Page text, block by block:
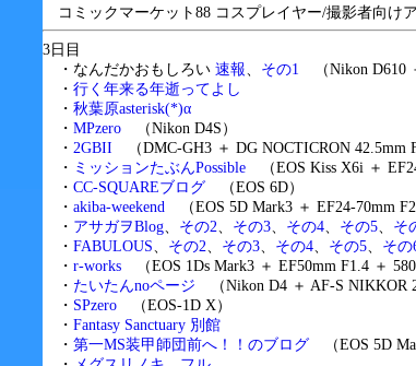
コミックマーケット88 コスプレイヤー/撮影者向け
3日目
・なんだかおもしろい 速報、 その1 （Nikon D610
・ 行く年来る年逝ってよし
・ 秋葉原asterisk(*)α
・ MPzero （Nikon D4S）
・ 2GBII （DMC-GH3 ＋ DG NOCTICRON 42.5mm
・ ミッションたぶんPossible （EOS Kiss X6i ＋
・ CC-SQUAREブログ （EOS 6D）
・ akiba-weekend （EOS 5D Mark3 ＋ EF24-70mm
・ アサガヲBlog、 その2、 その3、 その4、 その5、 そ
・ FABULOUS、 その2、 その3、 その4、 その5、 その
・ r-works （EOS 1Ds Mark3 ＋ EF50mm F1.4 ＋
・ たいたんnoページ （Nikon D4 ＋ AF-S NIKKOR
・ SPzero （EOS-1D X）
・ Fantasy Sanctuary 別館
・ 第一MS装甲師団前へ！！のブログ （EOS 5D